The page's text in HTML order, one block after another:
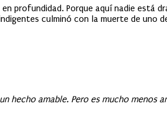
profundidad. Porque aquí nadie está
culminó con la muerte de
hecho amable. Pero es mucho